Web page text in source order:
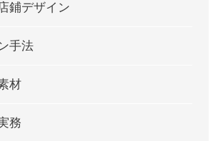
鋪デザイン
手法
材
務